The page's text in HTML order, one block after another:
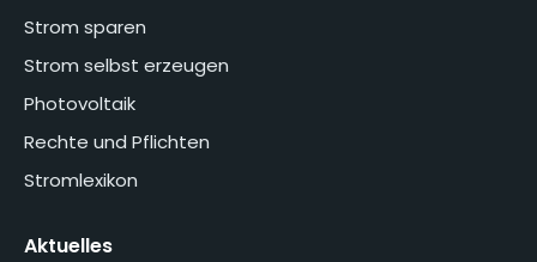
Strom sparen
Strom selbst erzeugen
Photovoltaik
Rechte und Pflichten
Stromlexikon
Aktuelles